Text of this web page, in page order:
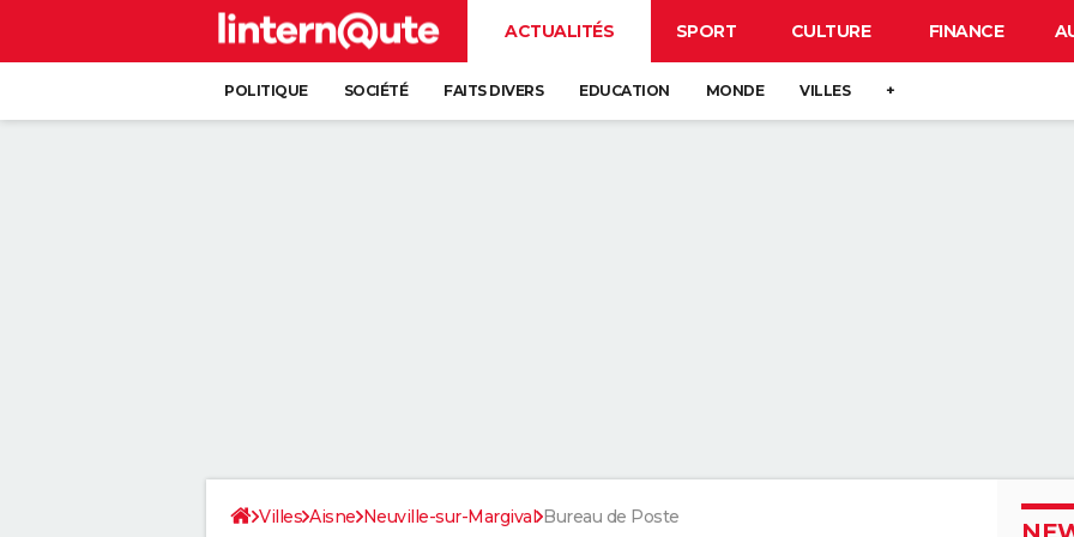
ACTUALITÉS SPORT CULTURE FINANCE
POLITIQUE SOCIÉTÉ FAITS DIVERS EDUCATION MONDE VILLES +
Villes Aisne Neuville-sur-Margival Bureau de Poste